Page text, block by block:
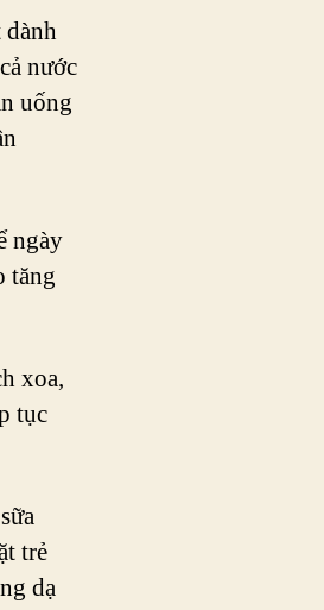
dành
nước
uống
ngày
tăng
xoa,
tục
trẻ
dạ